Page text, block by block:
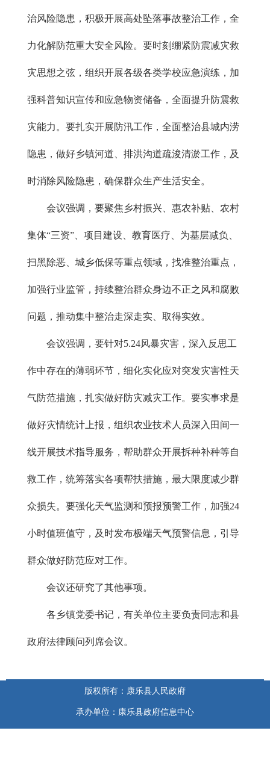
治风险隐患，积极开展高处坠落事故整治工作，全
力化解防范重大安全风险。要时刻绷紧防震减灾救
灾思想之弦，组织开展各级各类学校应急演练，加
强科普知识宣传和应急物资储备，全面提升防震救
灾能力。要扎实开展防汛工作，全面整治县城内涝
隐患，做好乡镇河道、排洪沟道疏浚清淤工作，及
时消除风险隐患，确保群众生产生活安全。
会议强调，要聚焦乡村振兴、惠农补贴、农村
集体“三资”、项目建设、教育医疗、为基层减负、
扫黑除恶、城乡低保等重点领域，找准整治重点，
加强行业监管，持续整治群众身边不正之风和腐败
问题，推动集中整治走深走实、取得实效。
会议强调，要针对5.24风暴灾害，深入反思工
作中存在的薄弱环节，细化实化应对突发灾害性天
气防范措施，扎实做好防灾减灾工作。要实事求是
做好灾情统计上报，组织农业技术人员深入田间一
线开展技术指导服务，帮助群众开展拆种补种等自
救工作，统筹落实各项帮扶措施，最大限度减少群
众损失。要强化天气监测和预报预警工作，加强24
小时值班值守，及时发布极端天气预警信息，引导
群众做好防范应对工作。
会议还研究了其他事项。
各乡镇党委书记，有关单位主要负责同志和县
政府法律顾问列席会议。
版权所有：康乐县人民政府
承办单位：康乐县政府信息中心